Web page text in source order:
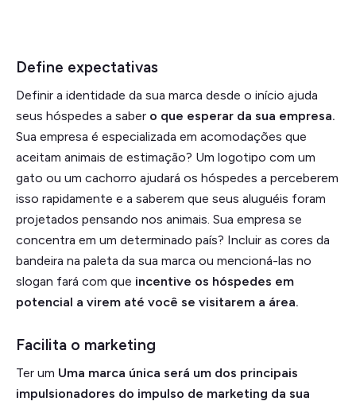
Define expectativas
Definir a identidade da sua marca desde o início ajuda
seus hóspedes a saber o que esperar da sua empresa.
Sua empresa é especializada em acomodações que
aceitam animais de estimação? Um logotipo com um
gato ou um cachorro ajudará os hóspedes a perceberem
isso rapidamente e a saberem que seus aluguéis foram
projetados pensando nos animais. Sua empresa se
concentra em um determinado país? Incluir as cores da
bandeira na paleta da sua marca ou mencioná-las no
slogan fará com que incentive os hóspedes em
potencial a virem até você se visitarem a área.
Facilita o marketing
Ter um Uma marca única será um dos principais
impulsionadores do impulso de marketing da sua